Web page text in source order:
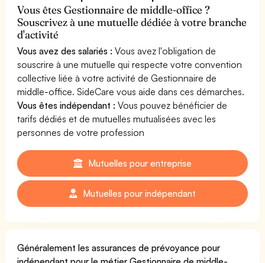
Vous êtes Gestionnaire de middle-office ?
Souscrivez à une mutuelle dédiée à votre branche
d'activité
Vous avez des salariés : Vous avez l'obligation de
souscrire à une mutuelle qui respecte votre convention
collective liée à votre activité de Gestionnaire de
middle-office. SideCare vous aide dans ces démarches.
Vous êtes indépendant : Vous pouvez bénéficier de
tarifs dédiés et de mutuelles mutualisées avec les
personnes de votre profession
Mutuelles pour entreprise
Mutuelles pour indépendant
Généralement les assurances de prévoyance pour